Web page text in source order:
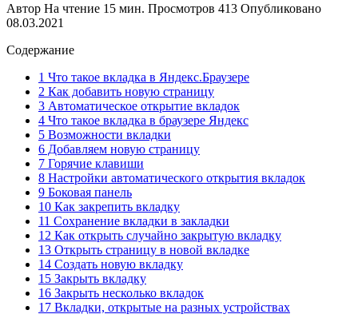
Автор На чтение 15 мин. Просмотров 413 Опубликовано
08.03.2021
Содержание
1 Что такое вкладка в Яндекс.Браузере
2 Как добавить новую страницу
3 Автоматическое открытие вкладок
4 Что такое вкладка в браузере Яндекс
5 Возможности вкладки
6 Добавляем новую страницу
7 Горячие клавиши
8 Настройки автоматического открытия вкладок
9 Боковая панель
10 Как закрепить вкладку
11 Сохранение вкладки в закладки
12 Как открыть случайно закрытую вкладку
13 Открыть страницу в новой вкладке
14 Создать новую вкладку
15 Закрыть вкладку
16 Закрыть несколько вкладок
17 Вкладки, открытые на разных устройствах